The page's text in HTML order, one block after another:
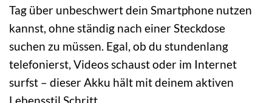
Tag über unbeschwert dein Smartphone nutzen
kannst, ohne ständig nach einer Steckdose
suchen zu müssen. Egal, ob du stundenlang
telefonierst, Videos schaust oder im Internet
surfst – dieser Akku hält mit deinem aktiven